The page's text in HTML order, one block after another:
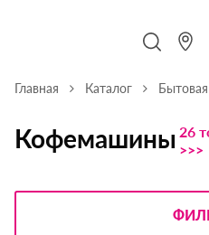
Главная Каталог
Кофемашины 26
>>>